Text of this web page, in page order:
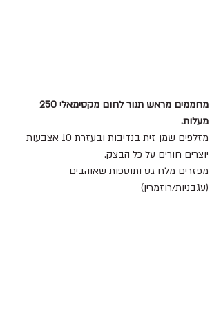
מעלות.
מזלפים שמן זית בנדיבות ובעזרת 10 אצבעות
יוצרים חורים על כל הבצק.
מפזרים מלח גס ותוספות שאוהבים
(עגבניות/רוזמרין)